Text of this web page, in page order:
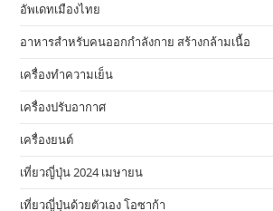
อัพเดทเมืองไทย
อาหารสําหรับคนออกกําลังกาย สร้างกล้ามเนื้อ
เครื่องทำความเย็น
เครื่องปรับอากาศ
เครื่องยนต์
เที่ยวญี่ปุ่น 2024 เมษายน
เที่ยวญี่ปุ่นด้วยตัวเอง โอซาก้า